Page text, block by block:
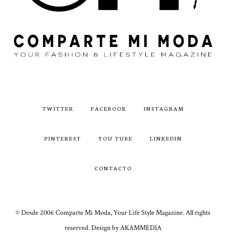
TWITTER FACEBOOK INSTAGRAM
PINTEREST YOU TUBE LINKEDIN
CONTACTO
© Desde 2006 Comparte Mi Moda, Your Life Style Magazine. All rights
reserved. Design by AKAMMEDIA